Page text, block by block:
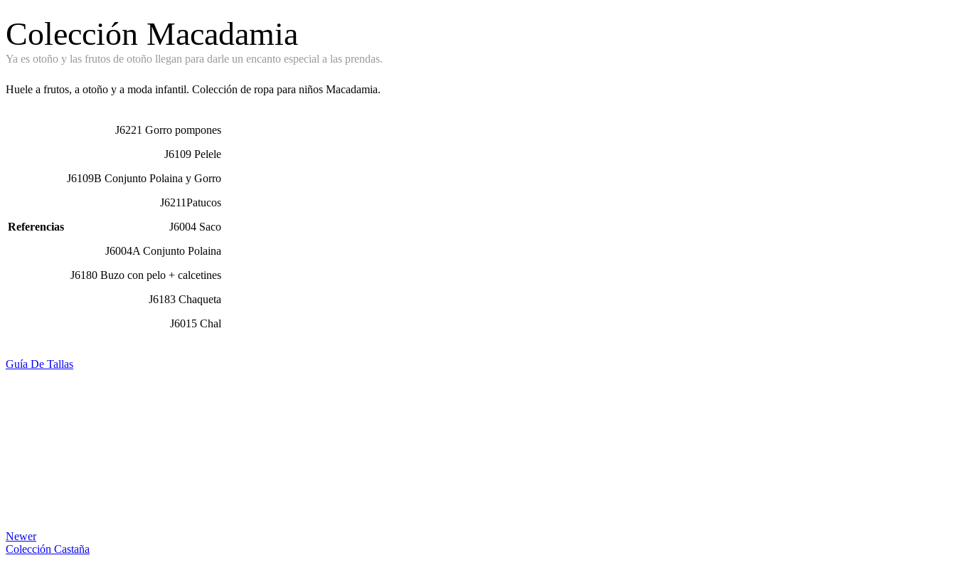
Colección Macadamia
Ya es otoño y las frutos de otoño llegan para darle un encanto especial a las prendas.
Huele a frutos, a otoño y a moda infantil. Colección de ropa para niños Macadamia.
Referencias
J6221 Gorro pompones
J6109 Pelele
J6109B Conjunto Polaina y Gorro
J6211Patucos
J6004 Saco
J6004A Conjunto Polaina
J6180 Buzo con pelo + calcetines
J6183 Chaqueta
J6015 Chal
Guía De Tallas
Newer
Colección Castaña